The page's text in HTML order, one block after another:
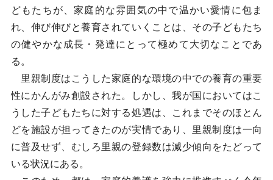
どもたちが、家庭的な雰囲気の中で温かい愛情に包ま
れ、伸び伸びと養育されていくことは、その子どもたち
の健やかな成長・発達にとって極めて大切なことであ
る。
里親制度はこうした家庭的な環境の中での養育の重要
性にかんがみ創設された。しかし、我が国においてはこ
うした子どもたちに対する処遇は、これまでそのほとん
どを施設が担ってきたのが実情であり、里親制度は一向
に普及せず、むしろ里親の登録数は減少傾向をたどって
いる状況にある。